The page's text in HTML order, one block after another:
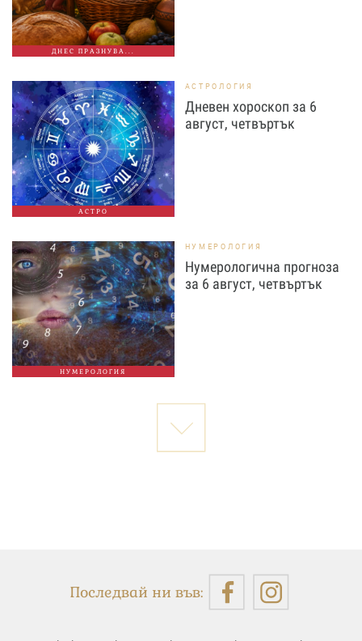
ДНЕС ПРАЗНУВА...
АСТРО
АСТРОЛОГИЯ
Дневен хороскоп за 6
август, четвъртък
НУМЕРОЛОГИЯ
НУМЕРОЛОГИЯ
Нумерологична прогноза
за 6 август, четвъртък
Последвай ни във: